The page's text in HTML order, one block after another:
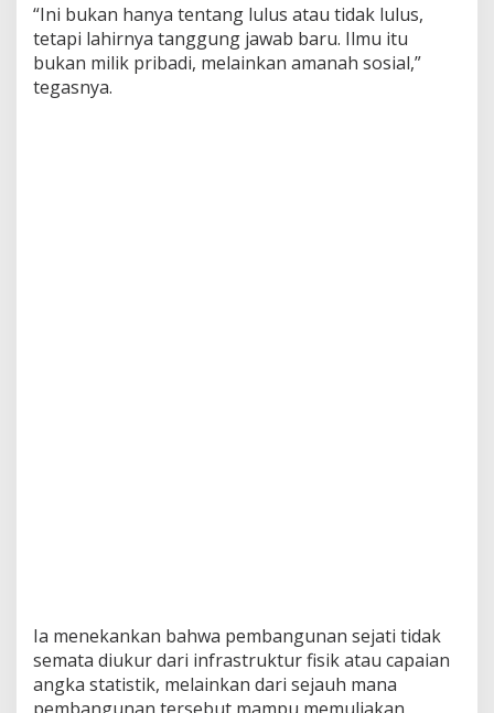
“Ini bukan hanya tentang lulus atau tidak lulus,
tetapi lahirnya tanggung jawab baru. Ilmu itu
bukan milik pribadi, melainkan amanah sosial,”
tegasnya.
Ia menekankan bahwa pembangunan sejati tidak
semata diukur dari infrastruktur fisik atau capaian
angka statistik, melainkan dari sejauh mana